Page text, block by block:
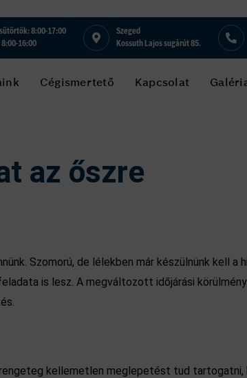
8:00-17:00
8:00-16:00
Szeged
Kossuth Lajos sugárút 85.
Cégismertető Kapcsolat
az őszre
Szomorú, de lélekben már készülnünk kell a
is lesz. A megváltozott időjárási
kellemetlen meglepetést tud